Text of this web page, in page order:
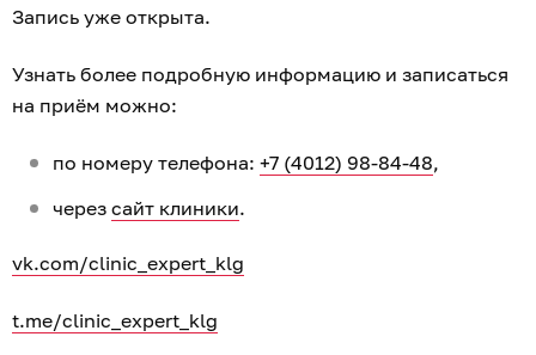
Запись уже открыта.
Узнать более подробную информацию и записаться
на приём можно:
по номеру телефона: +7 (4012) 98-84-48,
через сайт клиники.
vk.com/clinic_expert_klg
t.me/clinic_expert_klg